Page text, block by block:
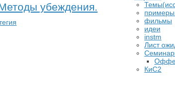
убеждения.
примеры
фильмы
идеи
instm
Лист
КиС2